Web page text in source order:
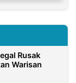
Rusak
Warisan